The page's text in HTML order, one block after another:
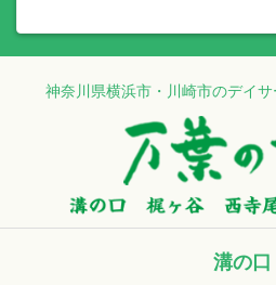
神奈川県横浜市・川崎市のデイ
溝の口